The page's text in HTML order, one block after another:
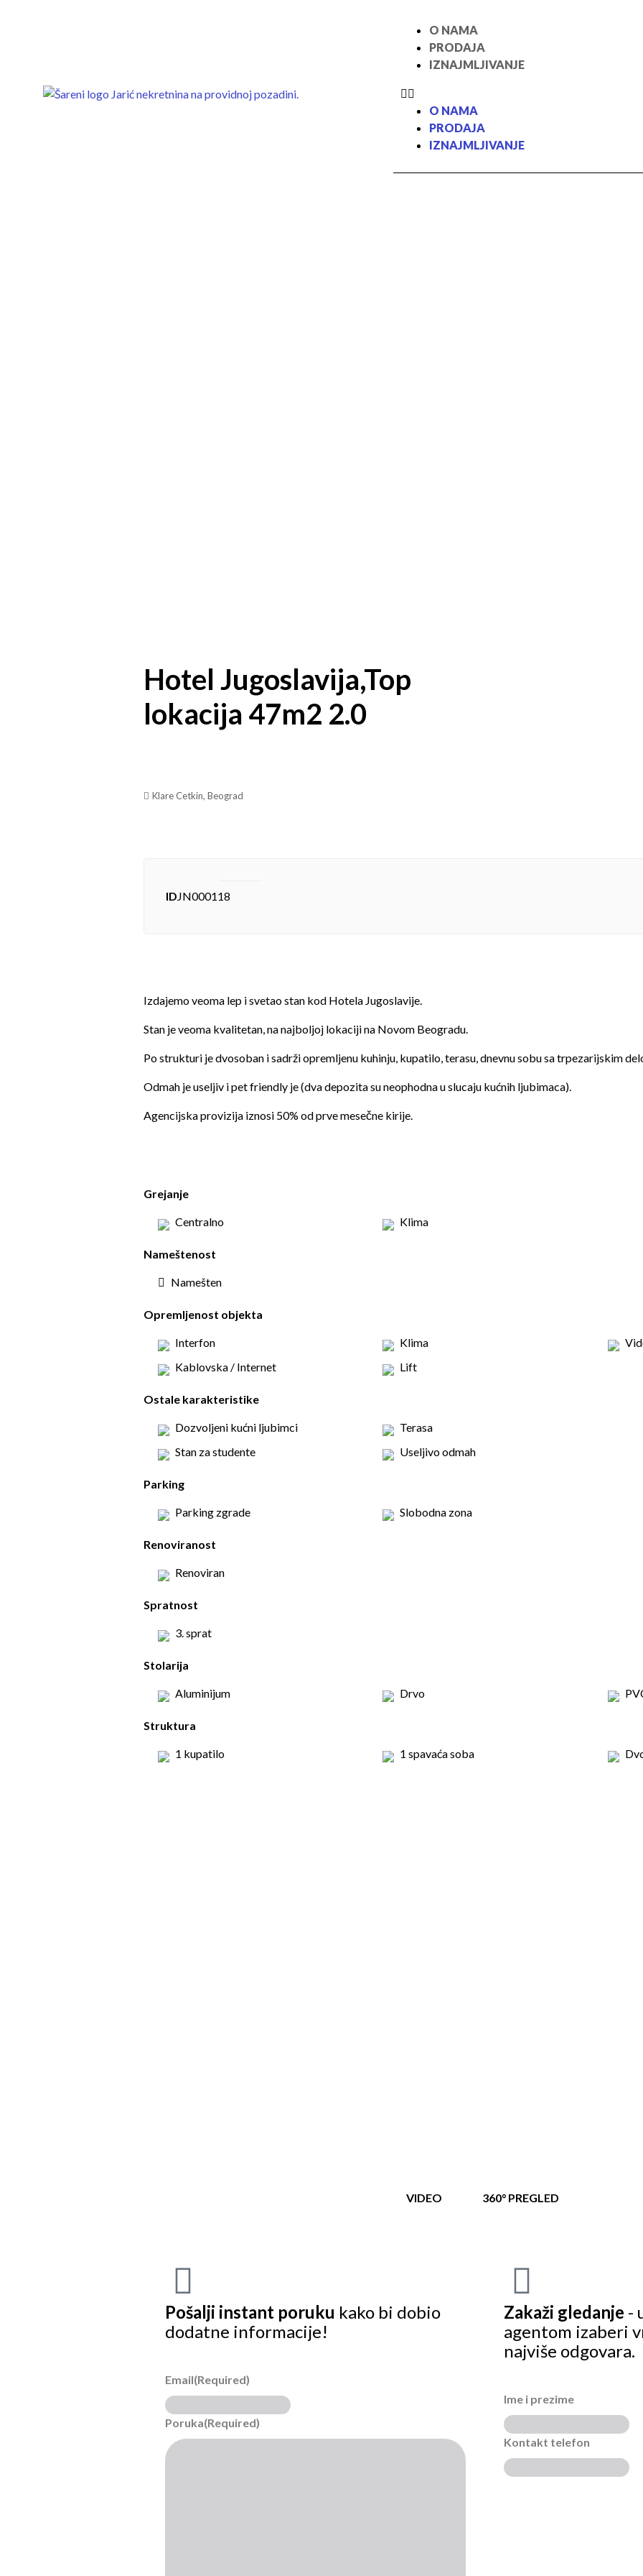
O NAMA
PRODAJA
IZNAJMLJIVANJE
O NAMA
PRODAJA
IZNAJMLJIVANJE
Hotel Jugoslavija,Top
lokacija 47m2 2.0
Klare Cetkin, Beograd
IDJN000118
Izdajemo veoma lep i svetao stan kod Hotela Jugoslavije.
Stan je veoma kvalitetan, na najboljoj lokaciji na Novom Beogradu.
Po strukturi je dvosoban i sadrži opremljenu kuhinju, kupatilo, terasu, dnevnu sobu sa trpezarijskim
Odmah je useljiv i pet friendly je (dva depozita su neophodna u slucaju kućnih ljubimaca).
Agencijska provizija iznosi 50% od prve mesečne kirije.
Grejanje
Centralno Klima
Nameštenost
Namešten
Opremljenost objekta
Interfon
Kablovska / Internet
Klima
Lift
Ostale karakteristike
Dozvoljeni kućni ljubimci
Stan za studente
Terasa
Useljivo odmah
Parking
Parking zgrade Slobodna zona
Renoviranost
Renoviran
Spratnost
3. sprat
Stolarija
Aluminijum Drvo
Struktura
1 kupatilo 1 spavaća soba
VIDEO 360° PREGLED
Pošalji instant poruku kako bi dobio
dodatne informacije!
Email(Required)
Poruka(Required)
Zakaži gledanje -
agentom izaberi
najviše odgovara.
Ime i prezime
Kontakt telefon